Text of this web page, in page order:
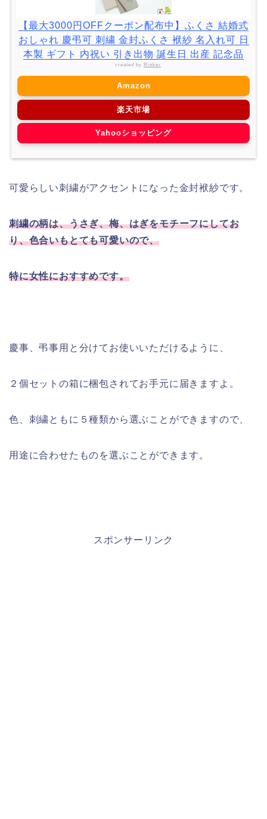
【最大3000円OFFクーポン配布中】ふくさ 結婚式
おしゃれ 慶弔可 刺繍 金封ふくさ 袱紗 名入れ可 日
本製 ギフト 内祝い 引き出物 誕生日 出産 記念品
created by Rinker
Amazon
楽天市場
Yahooショッピング
可愛らしい刺繍がアクセントになった金封袱紗です。
刺繍の柄は、うさぎ、梅、はぎをモチーフにしてお
り、色合いもとても可愛いので、
特に女性におすすめです。
慶事、弔事用と分けてお使いいただけるように、
２個セットの箱に梱包されてお手元に届きますよ。
色、刺繍ともに５種類から選ぶことができますので、
用途に合わせたものを選ぶことができます。
スポンサーリンク